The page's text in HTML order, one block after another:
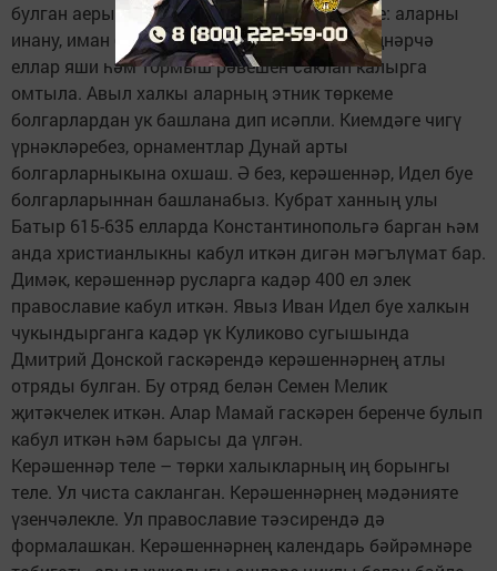
булган аерым халык дип исәпли. Иң мөһиме: аларны
инану, иман берләштерә. Алар бу җирдә меңнәрчә
еллар яши һәм тормыш рәвешен саклап калырга
омтыла. Авыл халкы аларның этник төркеме
болгарлардан ук башлана дип исәпли. Киемдәге чигү
үрнәкләребез, орнаментлар Дунай арты
болгарларныкына охшаш. Ә без, керәшеннәр, Идел буе
болгарларыннан башланабыз. Кубрат ханның улы
Батыр 615-635 елларда Константинопольгә барган һәм
анда христианлыкны кабул иткән дигән мәгълүмат бар.
Димәк, керәшеннәр русларга кадәр 400 ел элек
православие кабул иткән. Явыз Иван Идел буе халкын
чукындырганга кадәр үк Куликово сугышында
Дмитрий Донской гаскәрендә керәшеннәрнең атлы
отряды булган. Бу отряд белән Семен Мелик
җитәкчелек иткән. Алар Мамай гаскәрен беренче булып
кабул иткән һәм барысы да үлгән.
Керәшеннәр теле – төрки халыкларның иң борынгы
теле. Ул чиста сакланган. Керәшеннәрнең мәдәнияте
үзенчәлекле. Ул православие тәэсирендә дә
формалашкан. Керәшеннәрнең календарь бәйрәмнәре